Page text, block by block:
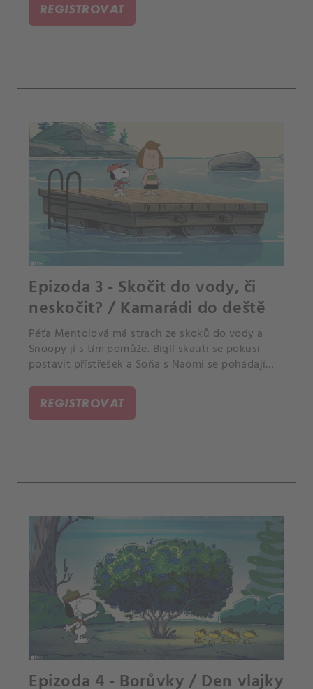
REGISTROVAT
Epizoda 3 - Skočit do vody, či
neskočit? / Kamarádi do deště
Péťa Mentolová má strach ze skoků do vody a
Snoopy jí s tím pomůže. Bíglí skauti se pokusí
postavit přístřešek a Soňa s Naomi se pohádají
REGISTROVAT
Epizoda 4 - Borůvky / Den vlajky